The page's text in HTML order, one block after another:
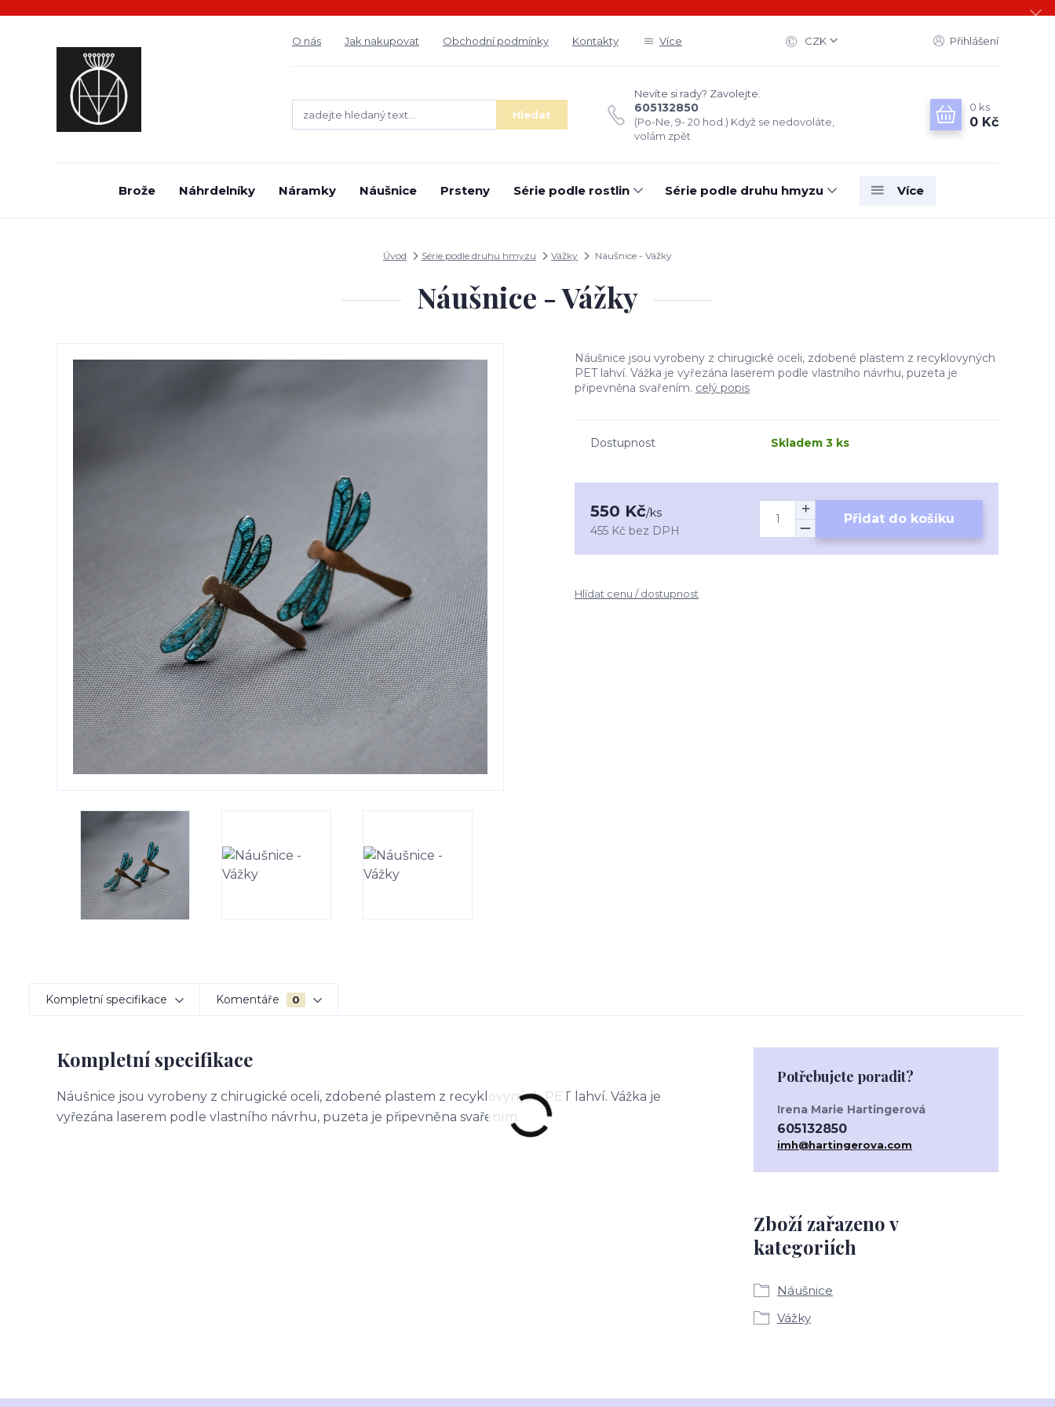
O nás Jak nakupovat Obchodní podmínky Kontakty Více CZK Přihlášení
Hledat
Nevíte si rady? Zavolejte.
605132850
(Po-Ne, 9- 20 hod.) Když se nedovoláte,
volám zpět
0 ks
0 Kč
Brože Náhrdelníky Náramky Náušnice Prsteny Série podle rostlin Série podle druhu hmyzu Více
Úvod Série podle druhu hmyzu Vážky Náušnice - Vážky
Náušnice - Vážky
Náušnice jsou vyrobeny z chirugické oceli, zdobené plastem z recyklovyných
PET lahví. Vážka je vyřezána laserem podle vlastního návrhu, puzeta je
připevněna svařením. celý popis
Dostupnost Skladem 3 ks
550 Kč/ks
455 Kč bez DPH
Přidat do košíku
Hlídat cenu / dostupnost
Kompletní specifikace Komentáře 0
Kompletní specifikace
Náušnice jsou vyrobeny z chirugické oceli, zdobené plastem z recyklovyných PET lahví. Vážka je
vyřezána laserem podle vlastního návrhu, puzeta je připevněna svařením.
Zboží zařazeno v
kategoriích
Náušnice
Vážky
Potřebujete poradit?
Irena Marie Hartingerová
605132850
imh@hartingerova.com